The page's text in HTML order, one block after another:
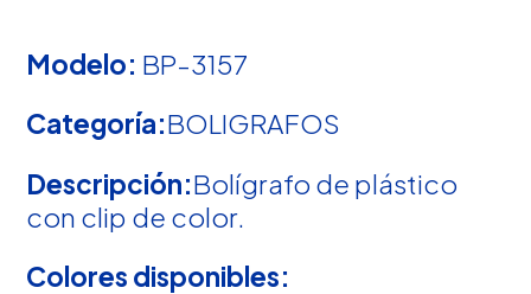
Modelo: BP-3157
Categoría:BOLIGRAFOS
Descripción:Bolígrafo de plástico
con clip de color.
Colores disponibles: